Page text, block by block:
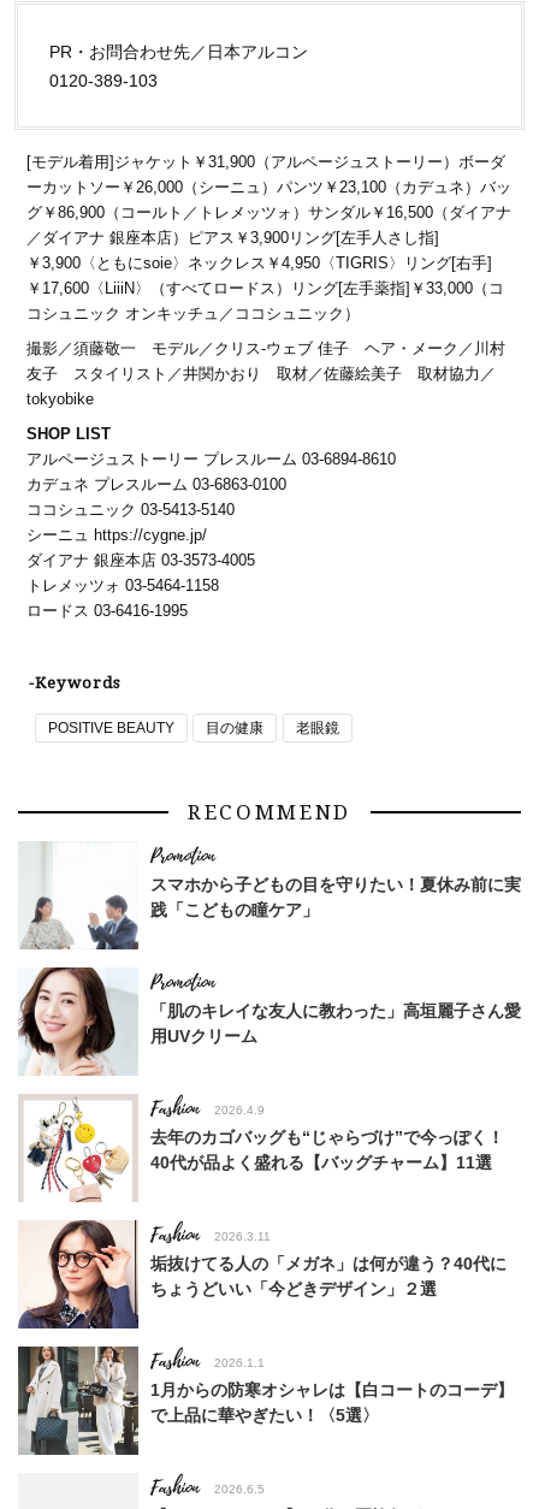
PR・お問合わせ先／日本アルコン
0120-389-103
[モデル着用]ジャケット￥31,900（アルページュストーリー）ボーダ
ーカットソー￥26,000（シーニュ）パンツ￥23,100（カデュネ）バッ
グ￥86,900（コールト／トレメッツォ）サンダル￥16,500（ダイアナ
／ダイアナ 銀座本店）ピアス￥3,900リング[左手人さし指]
￥3,900〈ともにsoie〉ネックレス￥4,950〈TIGRIS〉リング[右手]
￥17,600〈LiiiN〉（すべてロードス）リング[左手薬指]￥33,000（コ
コシュニック オンキッチュ／ココシュニック）
撮影／須藤敬一 モデル／クリス-ウェブ 佳子 ヘア・メーク／川村
友子 スタイリスト／井関かおり 取材／佐藤絵美子 取材協力／
tokyobike
SHOP LIST
アルページュストーリー プレスルーム 03-6894-8610
カデュネ プレスルーム 03-6863-0100
ココシュニック 03-5413-5140
シーニュ https://cygne.jp/
ダイアナ 銀座本店 03-3573-4005
トレメッツォ 03-5464-1158
ロードス 03-6416-1995
-Keywords
POSITIVE BEAUTY 目の健康 老眼鏡
RECOMMEND
スマホから子どもの目を守りたい！夏休み前に実
践「こどもの瞳ケア」
「肌のキレイな友人に教わった」高垣麗子さん愛
用UVクリーム
Fashion 2026.4.9
去年のカゴバッグも“じゃらづけ”で今っぽく！
40代が品よく盛れる【バッグチャーム】11選
Fashion 2026.3.11
垢抜けてる人の「メガネ」は何が違う？40代に
ちょうどいい「今どきデザイン」２選
Fashion 2026.1.1
1月からの防寒オシャレは【白コートのコーデ】
で上品に華やぎたい！〈5選〉
Fashion 2026.6.5